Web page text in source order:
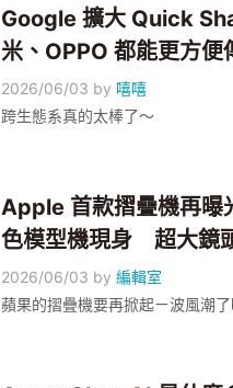
Google 擴大 Quick
米、OPPO 都能更方便
2026/06/03 by 嘻嘻
跨生態系真的太棒了～
Apple 首款摺疊機再曝
色模型機現身 超大鏡
2026/06/03 by編輯室
蘋果的摺疊機要再掀起ㄧ波風潮